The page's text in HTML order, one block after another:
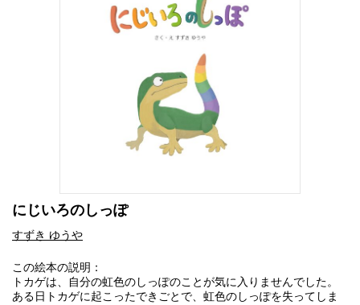
にじいろのしっぽ
すずき ゆうや
この絵本の説明：
トカゲは、自分の虹色のしっぽのことが気に入りませんでした。
ある日トカゲに起こったできごとで、虹色のしっぽを失ってしま